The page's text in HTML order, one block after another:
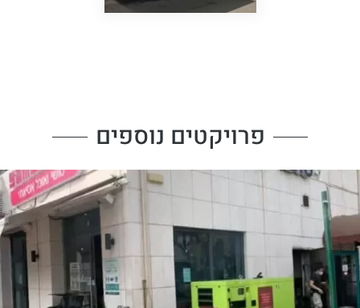
פרויקטים נוספים